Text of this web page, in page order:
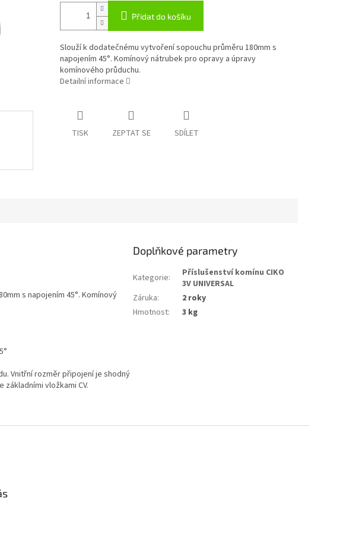
Přidat do košíku
Slouží k dodatečnému vytvoření sopouchu průměru 180mm s
napojením 45°. Komínový nátrubek pro opravy a úpravy
komínového průduchu.
Detailní informace
TISK ZEPTAT SE SDÍLET
s napojením 45°. Komínový
Vnitřní rozměr připojení je shodný
vložkami CV.
Doplňkové parametry
Kategorie:
Příslušenství komínu CIKO
3V UNIVERSAL
Záruka:
2 roky
Hmotnost: 3 kg